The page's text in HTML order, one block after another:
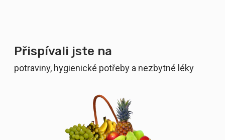
Přispívali jste na
potraviny, hygienické potřeby a nezbytné léky